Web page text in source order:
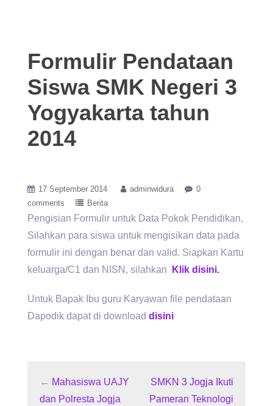
Formulir Pendataan
Siswa SMK Negeri 3
Yogyakarta tahun
2014
17 September 2014 adminwidura
0
comments
Berita
Pengisian Formulir untuk Data Pokok Pendidikan,
Silahkan para siswa untuk mengisikan data pada
formulir ini dengan benar dan valid. Siapkan Kartu
keluarga/C1 dan NISN, silahkan
Klik disini.
Untuk Bapak Ibu guru Karyawan file pendataan
Dapodik dapat di download disini
← Mahasiswa UAJY
dan Polresta Jogja
SMKN 3 Jogja Ikuti
Pameran Teknologi